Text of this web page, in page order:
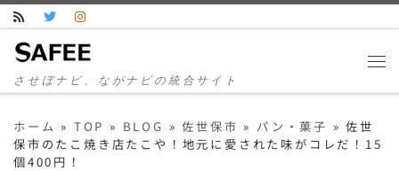
コンテンツへスキップ
させぼナビ、ながナビの統合サイト
ホーム » TOP » BLOG » 佐世保市 » パン・菓子 » 佐世
保市のたこ焼き店たこや！地元に愛された味がコレだ！15
個400円！